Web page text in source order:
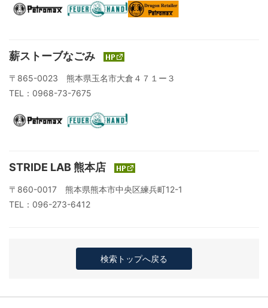
薪ストーブなごみ
〒865-0023 熊本県玉名市大倉４７１ー３
TEL：0968-73-7675
STRIDE LAB 熊本店
〒860-0017 熊本県熊本市中央区練兵町12-1
TEL：096-273-6412
検索トップへ戻る